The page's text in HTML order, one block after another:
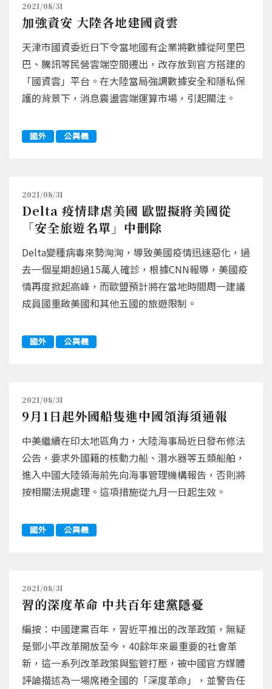
2021/08/31
加強資安 大陸各地建國資雲
天津市國資委近日下令當地國有企業將數據從阿里巴
巴、騰訊等民營雲端空間遷出，改存放到官方搭建的
「國資雲」平台。在大陸當局強調數據安全和隱私保
護的背景下，消息震盪雲端運算市場，引起關注。
國外 公與義
2021/08/31
Delta 疫情肆虐美國 歐盟擬將美國從
「安全旅遊名單」中刪除
Delta變種病毒來勢洶洶，導致美國疫情迅速惡化，過
去一個星期超過15萬人確診，根據CNN報導，美國疫
情再度掀起高峰，而歐盟預計將在當地時間周一建議
成員國重啟美國和其他五國的旅遊限制。
國外 公與義
2021/08/31
9月1日起外國船隻進中國領海須通報
中美繼續在印太地區角力，大陸海事局近日發布修法
公告，要求外國籍的核動力船、潛水器等五類船舶，
進入中國大陸領海前先向海事管理機構報告，否則將
按相關法規處理。這項措施從九月一日起生效。
國外 公與義
2021/08/31
習的深度革命 中共百年建黨隱憂
編按：中國建黨百年，習近平推出的改革政策，無疑
是鄧小平改革開放至今，40餘年來最重要的社會革
新，這一系列改革政策與監管打壓，被中國官方媒體
評論描述為一場席捲全國的「深度革命」，並警告任